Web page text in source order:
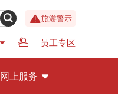
旅游警示
员工专区
网上服务